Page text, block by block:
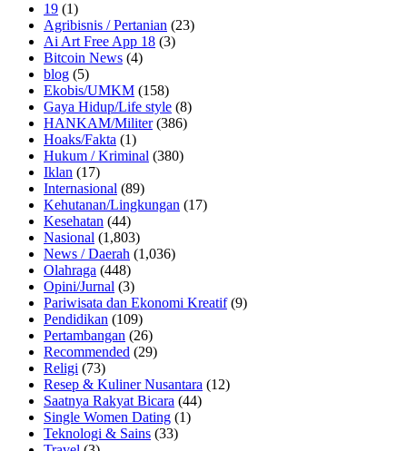
19 (1)
Agribisnis / Pertanian (23)
Ai Art Free App 18 (3)
Bitcoin News (4)
blog (5)
Ekobis/UMKM (158)
Gaya Hidup/Life style (8)
HANKAM/Militer(386)
Hoaks/Fakta (1)
Hukum / Kriminal (380)
Iklan (17)
Internasional (89)
Kehutanan/Lingkungan (17)
Kesehatan (44)
Nasional (1,803)
News / Daerah (1,036)
Olahraga (448)
Opini/Jurnal (3)
Pariwisata dan Ekonomi Kreatif(9)
Pendidikan (109)
Pertambangan (26)
Recommended (29)
Religi (73)
Resep & Kuliner Nusantara (12)
Saatnya Rakyat Bicara (44)
Single Women Dating (1)
Teknologi & Sains (33)